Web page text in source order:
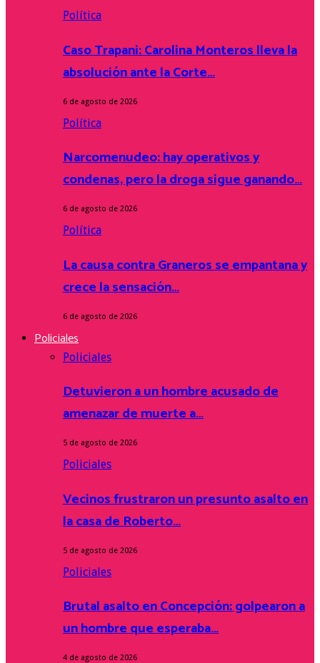
Política
Caso Trapani: Carolina Monteros lleva la
absolución ante la Corte…
6 de agosto de 2026
Política
Narcomenudeo: hay operativos y
condenas, pero la droga sigue ganando…
6 de agosto de 2026
Política
La causa contra Graneros se empantana y
crece la sensación…
6 de agosto de 2026
Policiales
Policiales
Detuvieron a un hombre acusado de
amenazar de muerte a…
5 de agosto de 2026
Policiales
Vecinos frustraron un presunto asalto en
la casa de Roberto…
5 de agosto de 2026
Policiales
Brutal asalto en Concepción: golpearon a
un hombre que esperaba…
4 de agosto de 2026